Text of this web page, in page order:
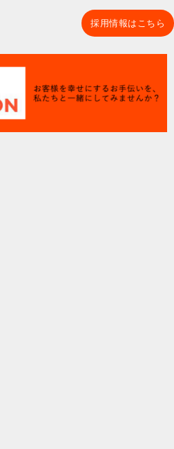
採用情報はこちら